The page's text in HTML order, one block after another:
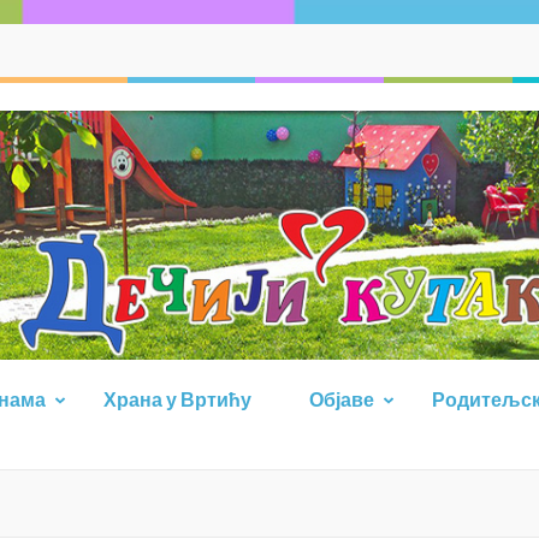
Храна у Вртићу Објаве